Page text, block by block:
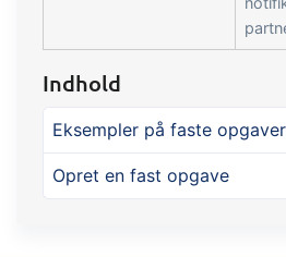
Indhold
Eksempler på faste opgaver
Opret en fast opgave